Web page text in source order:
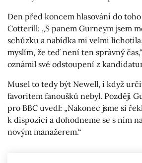
Den před koncem hlasování do
Cotterill: „S panem Gurneym jsem
schůzku a nabídka mi velmi
myslím, že teď není ten správný
oznámil své odstoupení z
Musel to tedy být Newell, i když
favoritem fanoušků nebyl. Později
pro BBC uvedl: „Nakonec jsme si
k dispozici a dohodneme se s ním
novým manažerem.“